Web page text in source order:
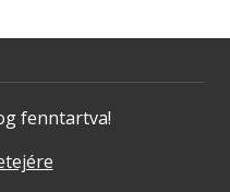
fenntartva!